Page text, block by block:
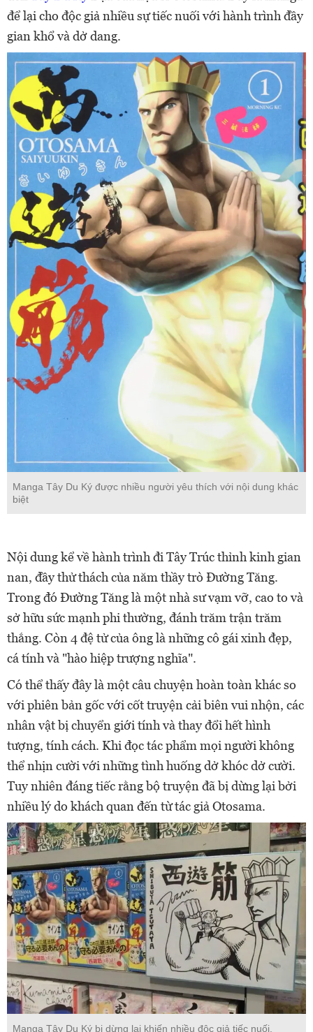
để lại cho độc giả nhiều sự tiếc nuối với hành trình đầy
gian khổ và dở dang.
Manga Tây Du Ký được nhiều người yêu thích với nội dung khác
biệt
Nội dung kể về hành trình đi Tây Trúc thỉnh kinh gian
nan, đầy thử thách của năm thầy trò Đường Tăng.
Trong đó Đường Tăng là một nhà sư vạm vỡ, cao to và
sở hữu sức mạnh phi thường, đánh trăm trận trăm
thắng. Còn 4 đệ tử của ông là những cô gái xinh đẹp,
cá tính và "hào hiệp trượng nghĩa".
Có thể thấy đây là một câu chuyện hoàn toàn khác so
với phiên bản gốc với cốt truyện cải biên vui nhộn, các
nhân vật bị chuyển giới tính và thay đổi hết hình
tượng, tính cách. Khi đọc tác phẩm mọi người không
thể nhịn cười với những tình huống dở khóc dở cười.
Tuy nhiên đáng tiếc rằng bộ truyện đã bị dừng lại bởi
nhiều lý do khách quan đến từ tác giả Otosama.
Manga Tây Du Ký bị dừng lại khiến nhiều độc giả tiếc nuối.